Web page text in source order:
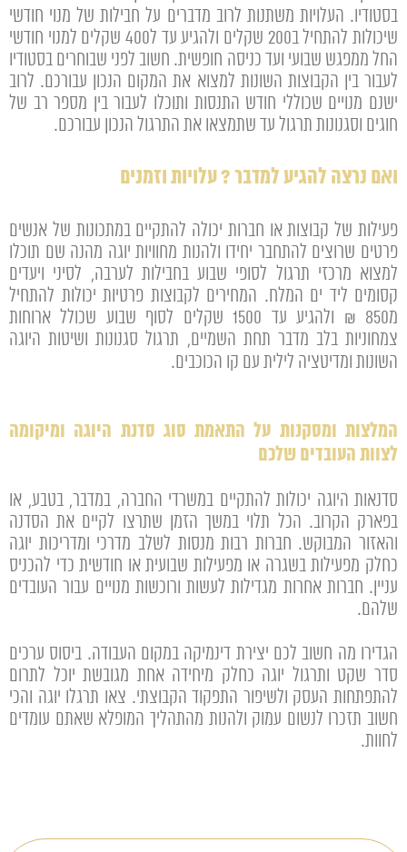
בסטודיו. העלויות משתנות לרוב מדברים על חבילות של מנוי חודשי
שיכולות להתחיל ב200 שקלים ולהגיע עד ל400 שקלים למנוי חודשי
החל ממפגש שבועי ועד כניסה חופשית. חשוב לפני שבוחרים בסטודיו
לעבור בין הקבוצות השונות למצוא את המקום הנכון עבורכם. לרוב
ישנם מנויים שכוללי חודש התנסות ותוכלו לעבור בין מספר רב של
חוגים וסגנונות תרגול עד שתמצאו את התרגול הנכון עבורכם.
ואם נרצה להגיע למדבר ? עלויות וזמנים
פעילות של קבוצות או חברות יכולה להתקיים במתכונות של אנשים
פרטים שרוצים להתחבר יחידו ולהנות מחוויות יוגה מהנה שם תוכלו
למצוא מרכזי תרגול לסופי שבוע בחבילות לערבה, לסיני ויעדים
קסומים ליד ים המלח. המחירים לקבוצות פרטיות יכולות להתחיל
מ850 ₪ ולהגיע עד 1500 שקלים לסוף שבוע שכולל ארוחות
צמחוניות בלב מדבר תחת השמיים, תרגול סגנונות ושיטות היוגה
השונות ומדיטציה לילית עם קו הכוכבים.
המלצות ומסקנות על התאמת סוג סדנת היוגה ומיקומה
לצוות העובדים שלכם
סדנאות היוגה יכולות להתקיים במשרדי החברה, במדבר, בטבע, או
בפארק הקרוב. הכל תלוי במשך הזמן שתרצו לקיים את הסדנה
והאזור המבוקש. חברות רבות מנסות לשלב מדרכי ומדריכות יוגה
כחלק מפעילות בשגרה או מפעילות שבועית או חודשית כדי להכניס
עניין. חברות אחרות מגדילות לעשות ורוכשות מנויים עבור העובדים
שלהם.
הגדירו מה חשוב לכם יצירת דינמיקה במקום העבודה. ביסוס ערכים
סדר שקט ותרגול יוגה כחלק מיחידה אחת מגובשת יוכל לתרום
להתפתחות העסק ולשיפור התפקוד הקבוצתי. צאו תרגלו יוגה והכי
חשוב תזכרו לנשום עמוק ולהנות מהתהליך המופלא שאתם עומדים
לחוות.